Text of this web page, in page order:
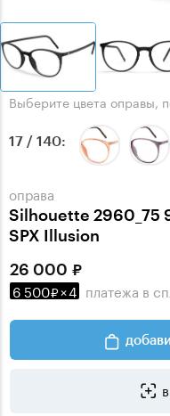
оправа
Silhouette 2960_75
SPX Illusion
Выберите цвета оправы,
17 / 140
26 000
6 500 ×4 платежа в